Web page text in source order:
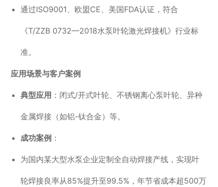
通过ISO9001、欧盟CE、美国FDA认证，符合
《T/ZZB 0732—2018水泵叶轮激光焊接机》行业标
准。
应用场景与客户案例
典型应用 ：闭式/开式叶轮、不锈钢离心泵叶轮、异种
金属焊接（如铝-钛合金）等。
成功案例 ：
为国内某大型水泵企业定制全自动焊接产线，实现叶
轮焊接良率从85%提升至99.5%，年节省成本超500万